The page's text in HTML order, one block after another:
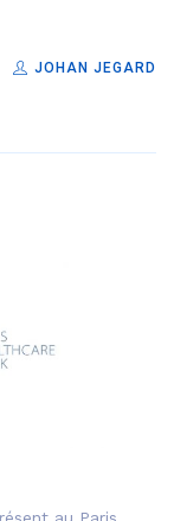
JOHAN JEGARD